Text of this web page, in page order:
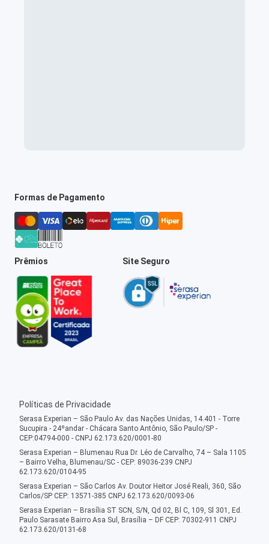
Formas de Pagamento
Prêmios Site Seguro
Políticas de Privacidade
Serasa Experian – São Paulo Av. das Nações Unidas, 14.401 - Torre
Sucupira - 24ºandar - Chácara Santo Antônio, São Paulo/SP -
CEP:04794-000 - CNPJ 62.173.620/0001-80
Serasa Experian – Blumenau Rua Dr. Léo de Carvalho, 74 – Sala 1105
– Bairro Velha, Blumenau/SC - CEP: 89036-239 CNPJ
62.173.620/0104-95
Serasa Experian – São Carlos Av. Doutor Heitor José Reali, 360, São
Carlos/SP CEP: 13571-385 CNPJ 62.173.620/0093-06
Serasa Experian – Brasília ST SCN, S/N, Qd 02, Bl C, 109, Sl 301, Ed.
Paulo Sarasate Bairro Asa Sul, Brasília – DF CEP: 70302-911 CNPJ
62.173.620/0131-68